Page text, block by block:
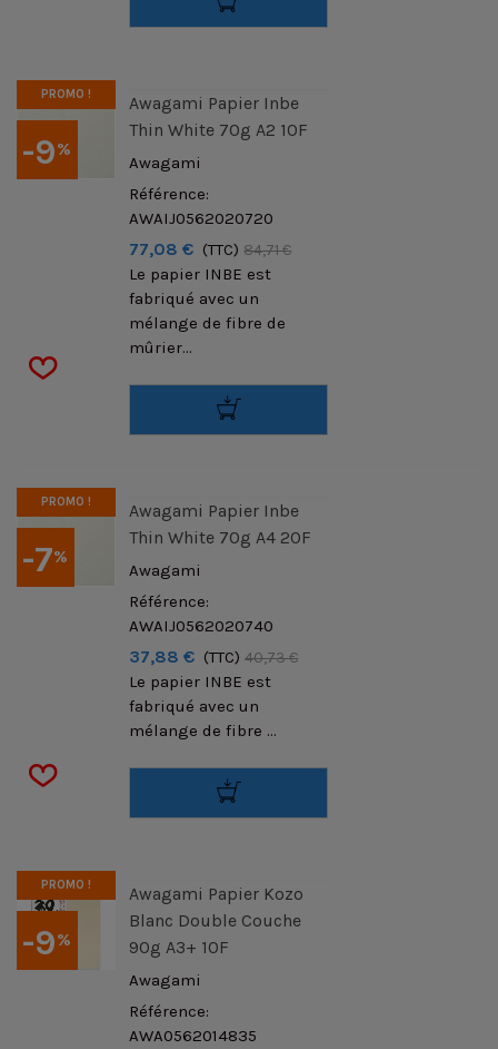
-9%
PROMO !
Awagami Papier Inbe
Thin White 70g A2 10F
Awagami
Référence:
AWAIJ0562020720
77,08 € (TTC) 84,71 €
Le papier INBE est
fabriqué avec un
mélange de fibre de
mûrier...
-7%
PROMO !
Awagami Papier Inbe
Thin White 70g A4 20F
Awagami
Référence:
AWAIJ0562020740
37,88 € (TTC) 40,73 €
Le papier INBE est
fabriqué avec un
mélange de fibre ...
-9%
PROMO !
Awagami Papier Kozo
Blanc Double Couche
90g A3+ 10F
Awagami
Référence:
AWA0562014835